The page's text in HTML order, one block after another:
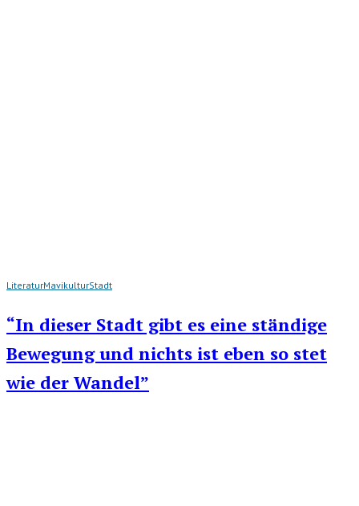
LiteraturMavikulturStadt
“In dieser Stadt gibt es eine ständige
Bewegung und nichts ist eben so stet
wie der Wandel”